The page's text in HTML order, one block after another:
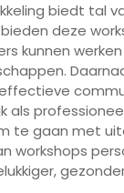
biedt tal
deze
kunnen
te gaan met
workshops